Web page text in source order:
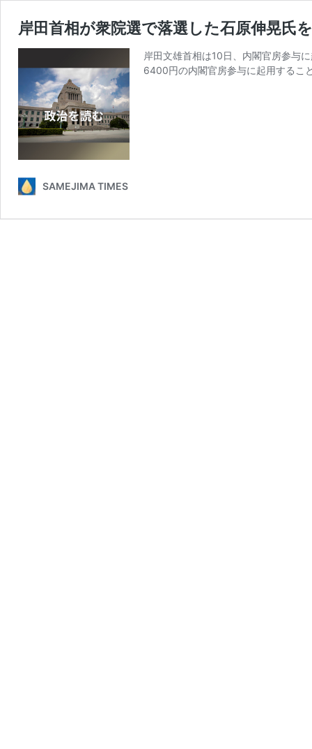
岸田首相が衆院選で落選した石原伸晃氏
岸田文雄首相は10日、内閣官房参与
6400円の内閣官房参与に起用するこ
SAMEJIMA TIMES